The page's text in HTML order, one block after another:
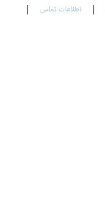
اطلاعات تماس